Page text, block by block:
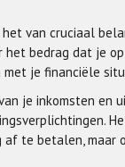
van cruciaal
bedrag dat je
je financiële
je inkomsten en
te betalen, maar